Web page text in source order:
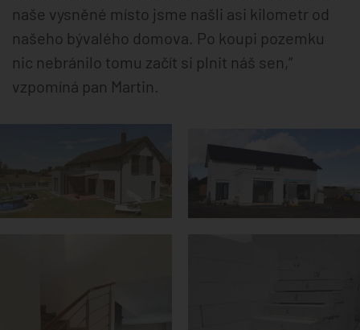
naše vysněné místo jsme našli asi kilometr od
našeho bývalého domova. Po koupi pozemku
nic nebránilo tomu začít si plnit náš sen,“
vzpomíná pan Martin.